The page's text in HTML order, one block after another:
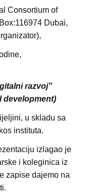
Consortium of
Dubai,
razvoj”
development)
u skladu sa
instituta.
izlagao je
i koleginica iz
zapise dajemo na